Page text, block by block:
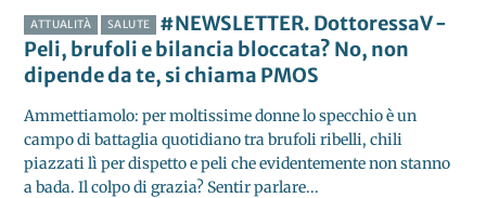
ATTUALITÀ SALUTE
#NEWSLETTER. DottoressaV -
Peli, brufoli e bilancia bloccata? No, non
dipende da te, si chiama PMOS
Ammettiamolo: per moltissime donne lo specchio è un
campo di battaglia quotidiano tra brufoli ribelli, chili
piazzati lì per dispetto e peli che evidentemente non stanno
a bada. Il colpo di grazia? Sentir parlare...